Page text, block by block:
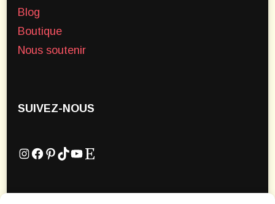
Blog
Boutique
Nous soutenir
SUIVEZ-NOUS
Instagram
Facebook
Pinterest
TikTok
YouTube